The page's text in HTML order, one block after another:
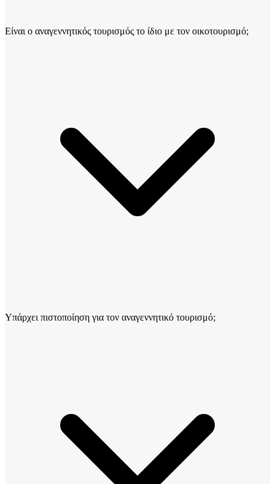
Είναι ο αναγεννητικός τουρισμός το ίδιο με τον οικοτουρισμό;
Υπάρχει πιστοποίηση για τον αναγεννητικό τουρισμό;